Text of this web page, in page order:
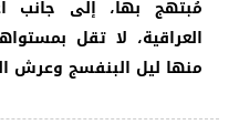
مُبتهج بها، إلى جانب
العراقية، لا تقل
منها ليل البنفسج وعرش